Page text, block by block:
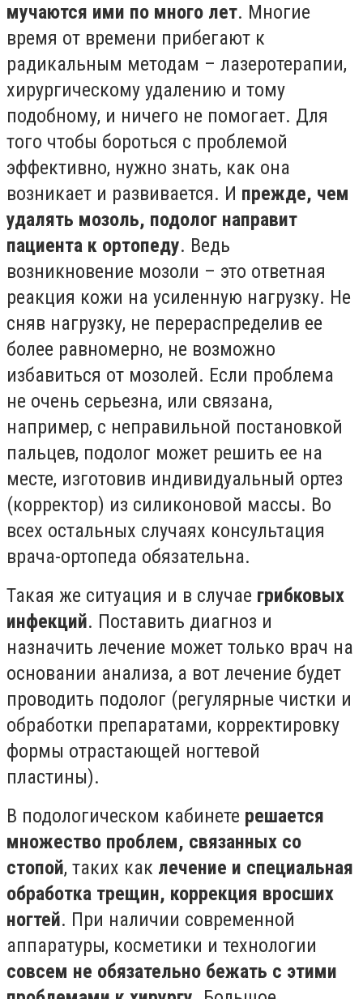
мучаются ими по много лет. Многие
время от времени прибегают к
радикальным методам – лазеротерапии,
хирургическому удалению и тому
подобному, и ничего не помогает. Для
того чтобы бороться с проблемой
эффективно, нужно знать, как она
возникает и развивается. И прежде, чем
удалять мозоль, подолог направит
пациента к ортопеду. Ведь
возникновение мозоли – это ответная
реакция кожи на усиленную нагрузку. Не
сняв нагрузку, не перераспределив ее
более равномерно, не возможно
избавиться от мозолей. Если проблема
не очень серьезна, или связана,
например, с неправильной постановкой
пальцев, подолог может решить ее на
месте, изготовив индивидуальный ортез
(корректор) из силиконовой массы. Во
всех остальных случаях консультация
врача-ортопеда обязательна.
Такая же ситуация и в случае грибковых
инфекций. Поставить диагноз и
назначить лечение может только врач на
основании анализа, а вот лечение будет
проводить подолог (регулярные чистки и
обработки препаратами, корректировку
формы отрастающей ногтевой
пластины).
В подологическом кабинете решается
множество проблем, связанных со
стопой, таких как лечение и специальная
обработка трещин, коррекция вросших
ногтей. При наличии современной
аппаратуры, косметики и технологии
совсем не обязательно бежать с этими